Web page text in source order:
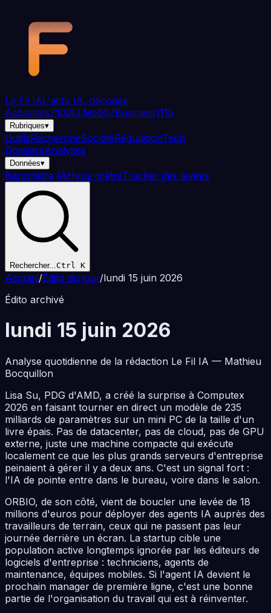
Le Fil IAL'actu IA, décodée
Actualités7100LLMs667Business1115
Rubriques▾
OutilsRechercheSociétéRégulationTech
DossiersAnalyses
Données▾
Baromètre IAHype-mètreTracker des levées
Rechercher...Ctrl K
Accueil/Édito du jour/lundi 15 juin 2026
Édito archivé
lundi 15 juin 2026
Analyse quotidienne de la rédaction Le Fil IA — Mathieu
Bocquillon
Lisa Su, PDG d'AMD, a créé la surprise à Computex
2026 en faisant tourner en direct un modèle de 235
milliards de paramètres sur un mini PC de la taille d'un
livre épais. Pas de datacenter, pas de cloud, pas de GPU
externe, juste une machine compacte qui exécute
localement ce que les plus grands serveurs d'entreprise
peinaient à gérer il y a deux ans. C'est un signal fort :
l'IA de pointe entre dans le bureau, voire dans le salon.
ORBIO, de son côté, vient de boucler une levée de 18
millions d'euros pour déployer des agents IA auprès des
travailleurs de terrain, ceux qui ne passent pas leur
journée derrière un écran. La startup cible une
population active longtemps ignorée par les éditeurs de
logiciels d'entreprise : techniciens, agents de
maintenance, équipes mobiles. Si l'agent IA devient le
prochain manager de première ligne, c'est une bonne
partie de l'organisation du travail qui est à réinventer.